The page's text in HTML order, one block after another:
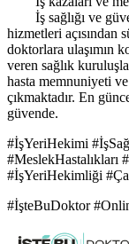
İş sağlığı ve
hizmetleri açısından
doktorlara ulaşımın
veren sağlık
hasta memnuniyeti
çıkmaktadır. En
güvende.
#İşYeriHekimi
#MeslekHastalıkları
#İşYeriHekimliği
#İşteBuDoktor